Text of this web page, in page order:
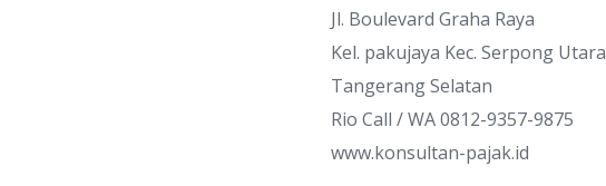
Jl. Boulevard Graha Raya
Kel. pakujaya Kec. Serpong Utara
Tangerang Selatan
Rio Call / WA 0812-9357-9875
www.konsultan-pajak.id